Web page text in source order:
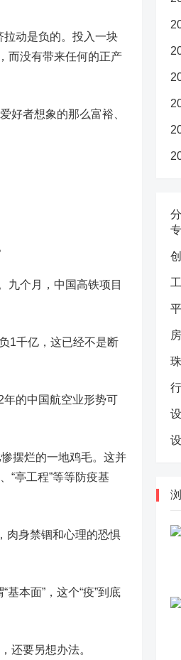
动是负的。投入一块
而没有带来任何的正产
好者想象的那么富裕、
个月，中国高铁项目
1千亿，这已经不是断
年的中国航空业形势可
摆烂的一地鸡毛。这并
“亭工程”等等防疫基
肉身禁锢和心理的恐惧
本面”，这个“疫”到底
还要另想办法。